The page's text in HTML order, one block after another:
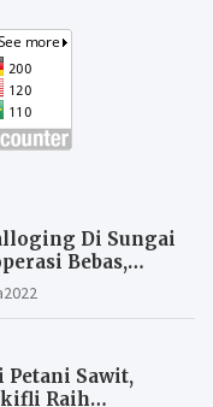
Di Sungai
Bebas,
Penegak
Aktor Dan
Sawit,
Raih